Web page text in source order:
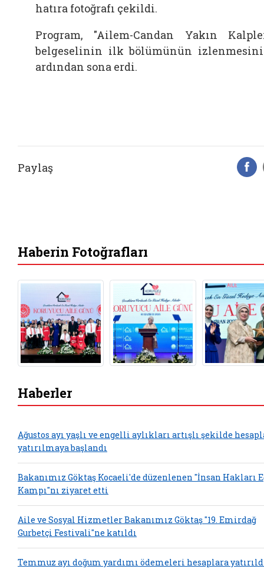
hatıra fotoğrafı çekildi.
Program, "Ailem-Candan Yakın
belgeselinin ilk bölümünün
ardından sona erdi.
Paylaş
Haberin Fotoğrafları
Haberler
Ağustos ayı yaşlı ve engelli aylıkları artışlı şekilde
yatırılmaya başlandı
Bakanımız Göktaş Kocaeli'de düzenlenen "İnsan Hakları
Kampı"nı ziyaret etti
Aile ve Sosyal Hizmetler Bakanımız Göktaş "19. Emirdağ
Gurbetçi Festivali"ne katıldı
Temmuz ayı doğum yardımı ödemeleri hesaplara